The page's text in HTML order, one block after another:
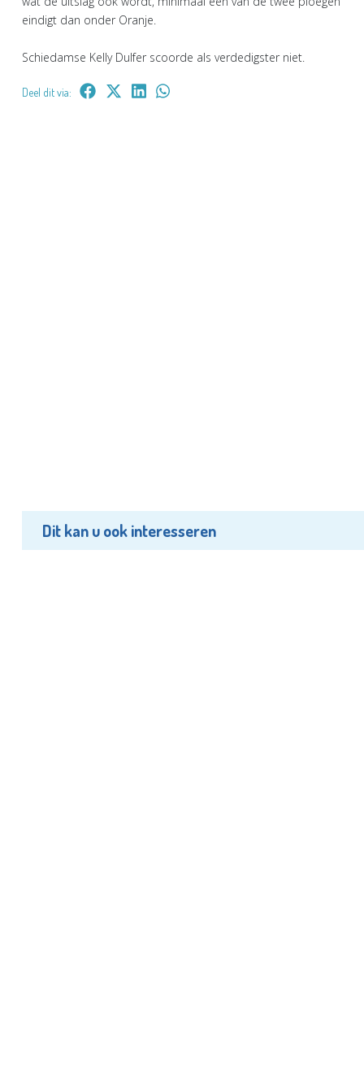
eindigt dan onder Oranje.
Schiedamse Kelly Dulfer scoorde als verdedigster niet.
Deel dit via:
Dit kan u ook interesseren